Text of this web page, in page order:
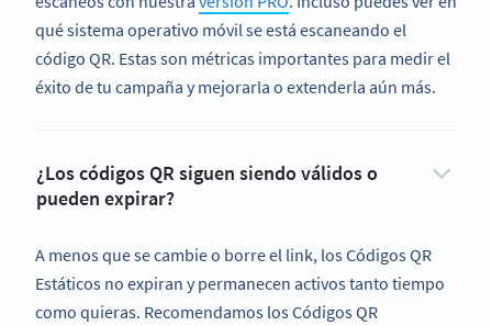
qué sistema operativo móvil se está escaneando el
código QR. Estas son métricas importantes para medir el
éxito de tu campaña y mejorarla o extenderla aún más.
¿Los códigos QR siguen siendo válidos o
pueden expirar?
A menos que se cambie o borre el link, los Códigos QR
Estáticos no expiran y permanecen activos tanto tiempo
como quieras. Recomendamos los Códigos QR